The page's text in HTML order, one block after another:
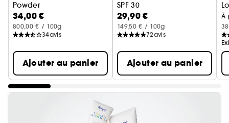
Powder
Écran Solaire SPF 30 PA+++
34,00 €
800,00 € / 100g
34avis
Ajouter au panier
SPF 30
Stick de protection solaire
29,90 €
149,50 € / 100g
72avis
Ajouter au panier
À